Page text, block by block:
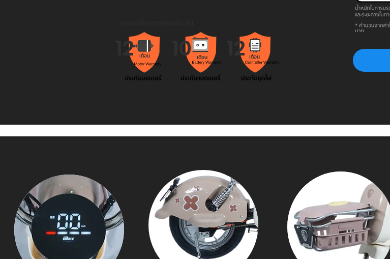
10 12
12 เดือน เดือน
เดือน